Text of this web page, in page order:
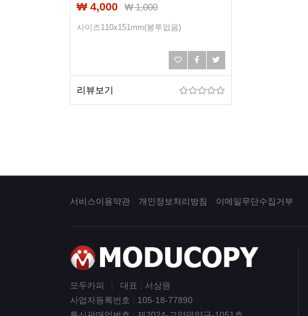
₩ 4,000 ₩1,000
사이즈110x151mm(봉투없음)
리뷰보기
서비스이용약관 개인정보처리방침 이메일무단수집거부
모두카피
대표 : 서상원
사업자등록번호 : 105-18-77890